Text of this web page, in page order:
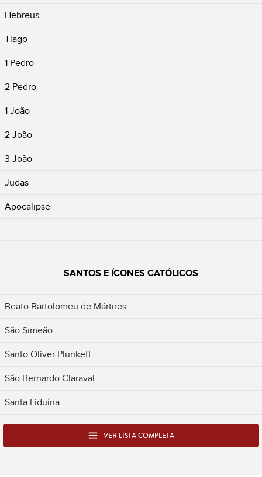
Hebreus
Tiago
1 Pedro
2 Pedro
1 João
2 João
3 João
Judas
Apocalipse
SANTOS E ÍCONES CATÓLICOS
Beato Bartolomeu de Mártires
São Simeão
Santo Oliver Plunkett
São Bernardo Claraval
Santa Liduína
VER LISTA COMPLETA